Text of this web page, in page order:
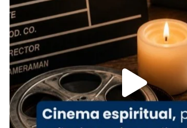
Arquebisbat de Barcelona
de Barcelona.
1 week ago
Aquest dilluns, 27 de juliol, ha
missa d’acció de gràcies en
comitè organitzador de la
del Sant Pare Lleó XIV a
col·laboradors, a la Catedral